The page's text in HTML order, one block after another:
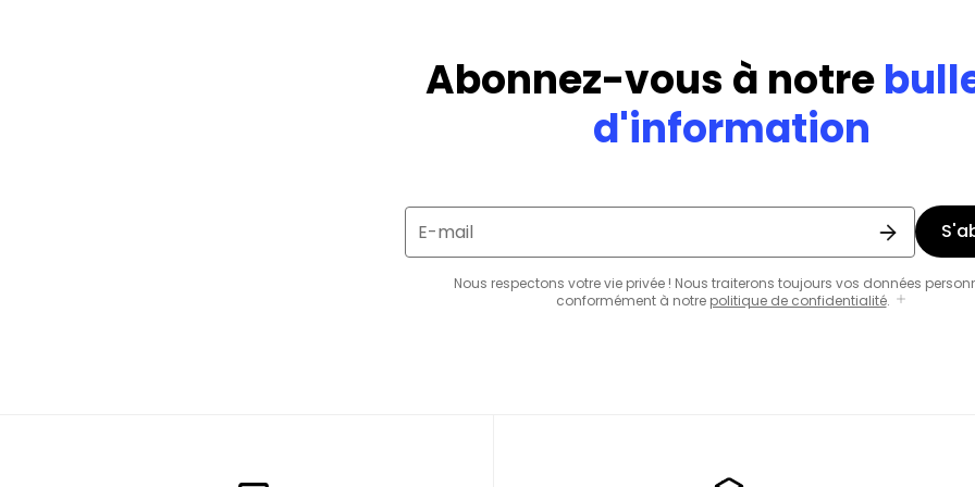
Abonnez-vous à notre
d'information
E-mail
Nous respectons votre vie privée ! Nous traiterons toujours vos données
conformément à notre politique de confidentialité.